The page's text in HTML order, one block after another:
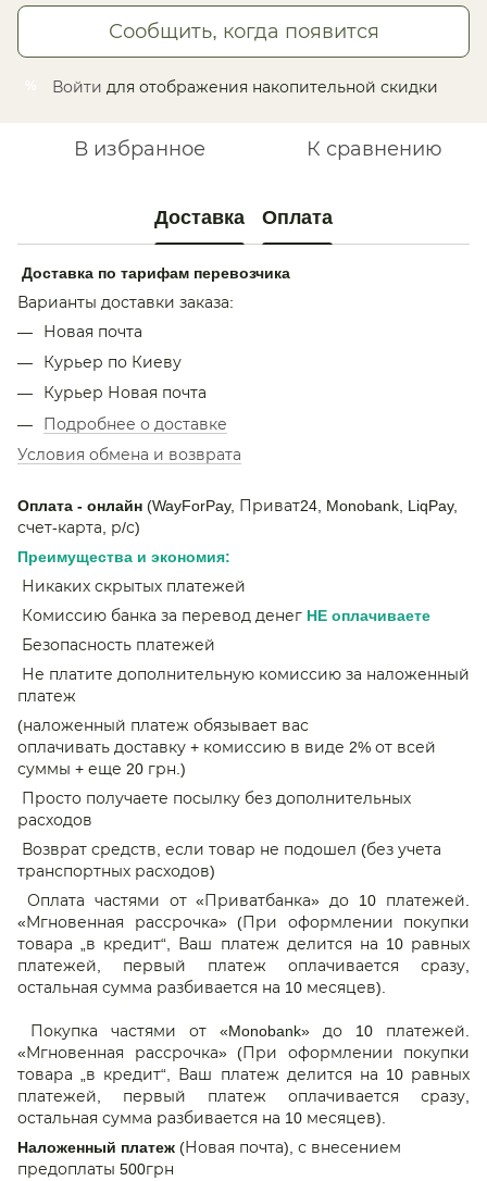
Сообщить, когда появится
Войти для отображения накопительной скидки
В избранное К сравнению
Доставка Оплата
Доставка по тарифам перевозчика
Варианты доставки заказа:
Новая почта
Курьер по Киеву
Курьер Новая почта
Подробнее о доставке
Условия обмена и возврата
Оплата - онлайн (WayForPay, Приват24, Monobank, LiqPay,
счет-карта, р/с)
Преимущества и экономия:
Никаких скрытых платежей
Комиссию банка за перевод денег НЕ оплачиваете
Безопасность платежей
Не платите дополнительную комиссию за наложенный
платеж
(наложенный платеж обязывает вас
оплачивать доставку + комиссию в виде 2% от всей
суммы + еще 20 грн.)
Просто получаете посылку без дополнительных
расходов
Возврат средств, если товар не подошел (без учета
транспортных расходов)
Оплата частями от «Приватбанка» до 10 платежей.
«Мгновенная рассрочка» (При оформлении покупки
товара „в кредит“, Ваш платеж делится на 10 равных
платежей, первый платеж оплачивается сразу,
остальная сумма разбивается на 10 месяцев).
Покупка частями от «Monobank» до 10 платежей.
«Мгновенная рассрочка» (При оформлении покупки
товара „в кредит“, Ваш платеж делится на 10 равных
платежей, первый платеж оплачивается сразу,
остальная сумма разбивается на 10 месяцев).
Наложенный платеж (Новая почта), с внесением
предоплаты 500грн